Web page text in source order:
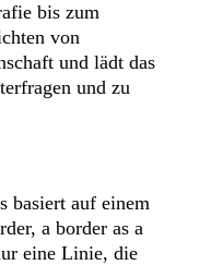
bis zum
von
und lädt das
und zu
basiert auf einem
a border as a
eine Linie, die